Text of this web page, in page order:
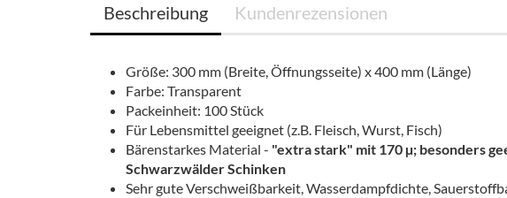
Beschreibung Kundenrezensionen
Größe: 300 mm (Breite, Öffnungsseite) x 400 mm (Länge)
Farbe: Transparent
Packeinheit: 100 Stück
Für Lebensmittel geeignet (z.B. Fleisch, Wurst, Fisch)
Bärenstarkes Material - "extra stark" mit 170 µ; besonders
Schwarzwälder Schinken
Sehr gute Verschweißbarkeit, Wasserdampfdichte,